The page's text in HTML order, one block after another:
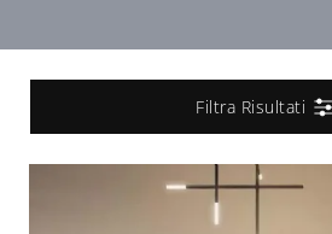
Filtra Risultati